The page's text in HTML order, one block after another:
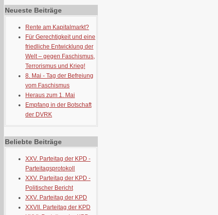
Neueste Beiträge
Rente am Kapitalmarkt?
Für Gerechtigkeit und eine
friedliche Entwicklung der
Welt – gegen Faschismus,
Terrorismus und Krieg!
8. Mai - Tag der Befreiung
vom Faschismus
Heraus zum 1. Mai
Empfang in der Botschaft
der DVRK
Beliebte Beiträge
XXV. Parteitag der KPD -
Parteitagsprotokoll
XXV. Parteitag der KPD -
Politischer Bericht
XXV. Parteitag der KPD
XXVII. Parteitag der KPD